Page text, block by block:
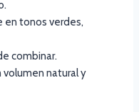
tonos verdes,
combinar.
natural y